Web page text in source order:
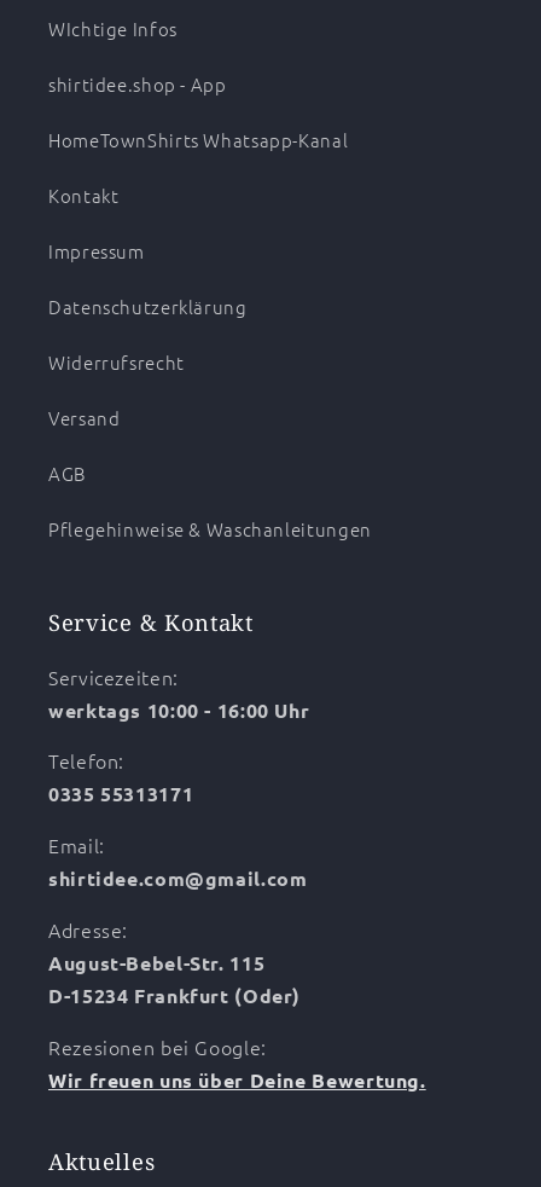
WIchtige Infos
shirtidee.shop - App
HomeTownShirts Whatsapp-Kanal
Kontakt
Impressum
Datenschutzerklärung
Widerrufsrecht
Versand
AGB
Pflegehinweise & Waschanleitungen
Service & Kontakt
Servicezeiten:
werktags 10:00 - 16:00 Uhr
Telefon:
0335 55313171
Email:
shirtidee.com@gmail.com
Adresse:
August-Bebel-Str. 115
D-15234 Frankfurt (Oder)
Rezesionen bei Google:
Wir freuen uns über Deine Bewertung.
Aktuelles